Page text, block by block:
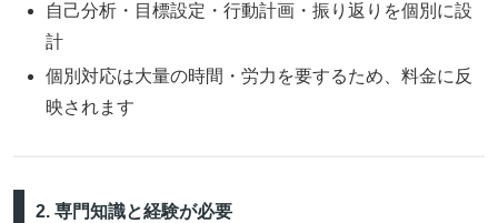
自己分析・目標設定・行動計画・振り返りを個別に設
計
個別対応は大量の時間・労力を要するため、料金に反
映されます
2. 専門知識と経験が必要